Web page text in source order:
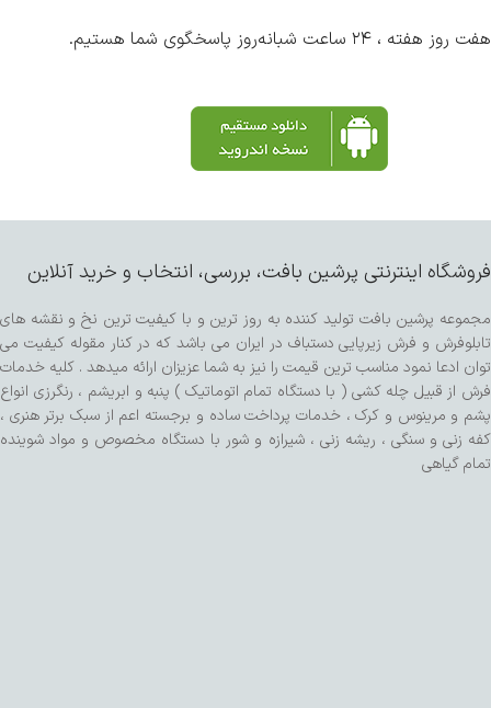
هفت روز هفته ، ۲۴ ساعت شبانه‌روز پاسخگوی شما هستیم.
فروشگاه اینترنتی پرشین بافت، بررسی، انتخاب و خرید آنلاین
مجموعه پرشین بافت تولید کننده به روز ترین و با کیفیت ترین نخ و نقشه های
تابلوفرش و فرش زیرپایی دستباف در ایران می باشد که در کنار مقوله کیفیت می
توان ادعا نمود مناسب ترین قیمت را نیز به شما عزیزان ارائه میدهد . کلیه خدمات
فرش از قبیل چله کشی ( با دستگاه تمام اتوماتیک ) پنبه و ابریشم ، رنگرزی انواع
پشم و مرینوس و کرک ، خدمات پرداخت ساده و برجسته اعم از سبک برتر هنری ،
کفه زنی و سنگی ، ریشه زنی ، شیرازه و شور با دستگاه مخصوص و مواد شوینده
تمام گیاهی